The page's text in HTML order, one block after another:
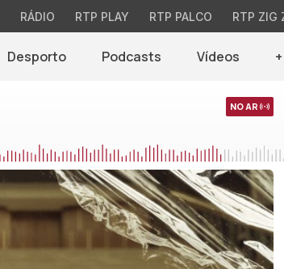
RÁDIO RTP PLAY RTP PALCO RTP ZIG
Desporto Podcasts Vídeos
NO AR